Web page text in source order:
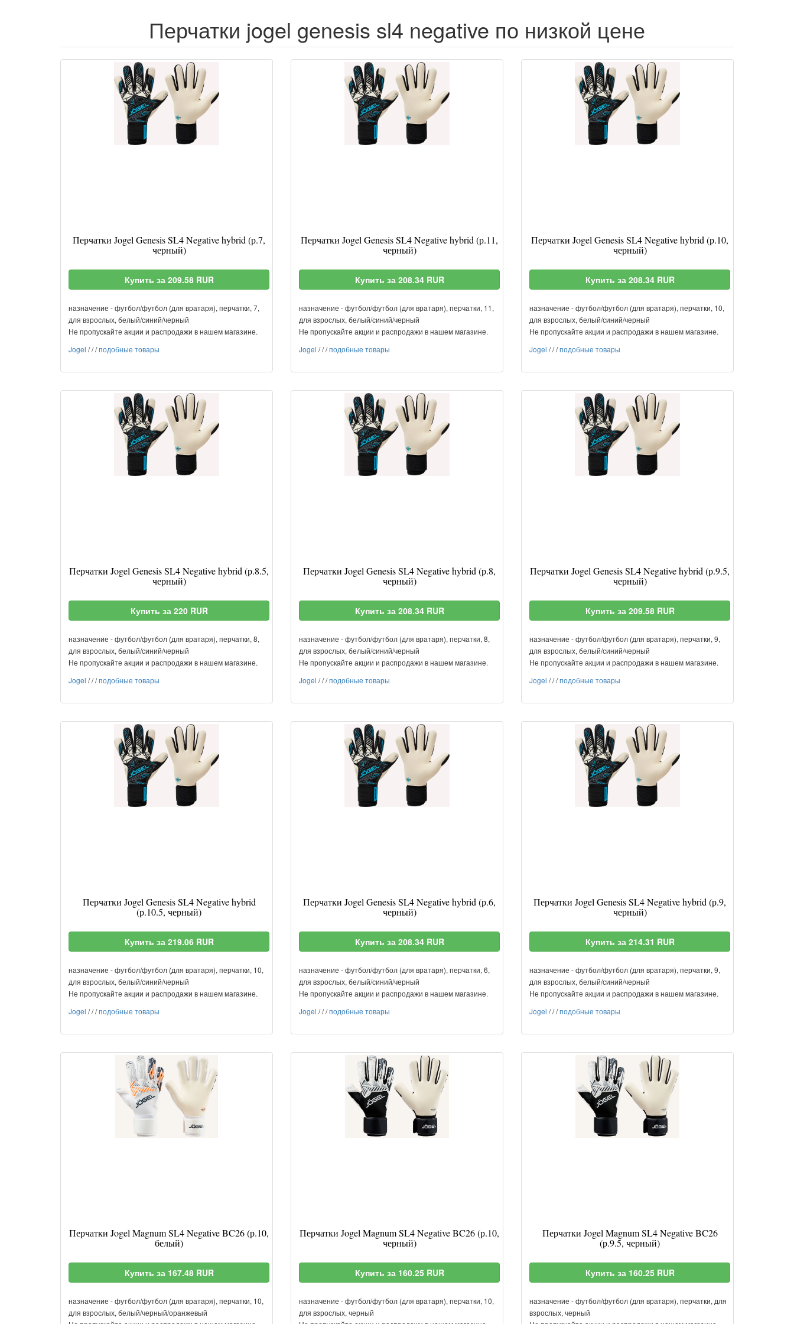
Перчатки jogel genesis sl4 negative по низкой цене
Перчатки Jogel Genesis SL4 Negative hybrid (р.7,
черный)
Купить за 209.58 RUR
назначение - футбол/футбол (для вратаря), перчатки, 7,
для взрослых, белый/синий/черный
Не пропускайте акции и распродажи в нашем магазине.
Jogel ///подобные товары
Перчатки Jogel Genesis SL4 Negative hybrid (р.11,
черный)
Купить за 208.34 RUR
назначение - футбол/футбол (для вратаря), перчатки, 11,
для взрослых, белый/синий/черный
Не пропускайте акции и распродажи в нашем магазине.
Jogel ///подобные товары
Перчатки Jogel Genesis SL4 Negative hybrid (р.10,
черный)
Купить за 208.34 RUR
назначение - футбол/футбол (для вратаря), перчатки, 10,
для взрослых, белый/синий/черный
Не пропускайте акции и распродажи в нашем магазине.
Jogel ///подобные товары
Перчатки Jogel Genesis SL4 Negative hybrid (р.8.5,
черный)
Купить за 220 RUR
назначение - футбол/футбол (для вратаря), перчатки, 8,
для взрослых, белый/синий/черный
Не пропускайте акции и распродажи в нашем магазине.
Jogel ///подобные товары
Перчатки Jogel Genesis SL4 Negative hybrid (р.8,
черный)
Купить за 208.34 RUR
назначение - футбол/футбол (для вратаря), перчатки, 8,
для взрослых, белый/синий/черный
Не пропускайте акции и распродажи в нашем магазине.
Jogel ///подобные товары
Перчатки Jogel Genesis SL4 Negative hybrid (р.9.5,
черный)
Купить за 209.58 RUR
назначение - футбол/футбол (для вратаря), перчатки, 9,
для взрослых, белый/синий/черный
Не пропускайте акции и распродажи в нашем магазине.
Jogel ///подобные товары
Перчатки Jogel Genesis SL4 Negative hybrid
(р.10.5, черный)
Купить за 219.06 RUR
назначение - футбол/футбол (для вратаря), перчатки, 10,
для взрослых, белый/синий/черный
Не пропускайте акции и распродажи в нашем магазине.
Jogel ///подобные товары
Перчатки Jogel Genesis SL4 Negative hybrid (р.6,
черный)
Купить за 208.34 RUR
назначение - футбол/футбол (для вратаря), перчатки, 6,
для взрослых, белый/синий/черный
Не пропускайте акции и распродажи в нашем магазине.
Jogel ///подобные товары
Перчатки Jogel Genesis SL4 Negative hybrid (р.9,
черный)
Купить за 214.31 RUR
назначение - футбол/футбол (для вратаря), перчатки, 9,
для взрослых, белый/синий/черный
Не пропускайте акции и распродажи в нашем магазине.
Jogel ///подобные товары
Перчатки Jogel Magnum SL4 Negative BC26 (р.10,
белый)
Купить за 167.48 RUR
назначение - футбол/футбол (для вратаря), перчатки, 10,
для взрослых, белый/черный/оранжевый
Перчатки Jogel Magnum SL4 Negative BC26 (р.10,
черный)
Купить за 160.25 RUR
назначение - футбол/футбол (для вратаря), перчатки, 10,
для взрослых, черный
Перчатки Jogel Magnum SL4 Negative BC26
(р.9.5, черный)
Купить за 160.25 RUR
назначение - футбол/футбол (для вратаря), перчатки, для
взрослых, черный